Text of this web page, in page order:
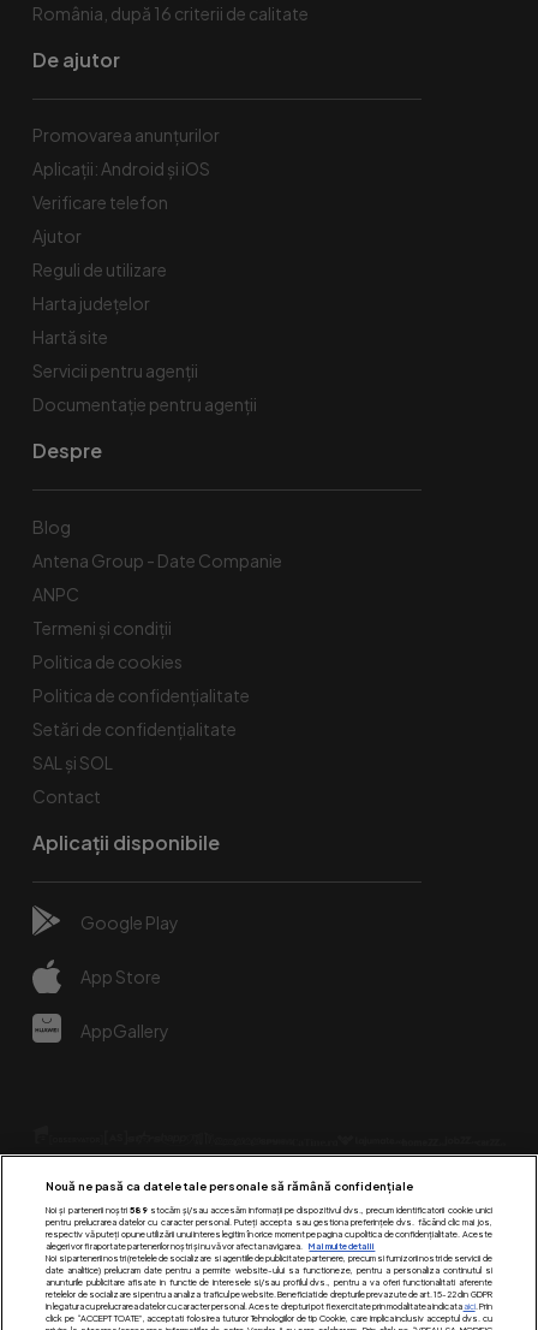
România, după 16 criterii de calitate
De ajutor
Promovarea anunțurilor
Aplicații: Android și iOS
Verificare telefon
Ajutor
Reguli de utilizare
Harta județelor
Hartă site
Servicii pentru agenții
Documentație pentru agenții
Despre
Blog
Antena Group - Date Companie
ANPC
Termeni și condiții
Politica de cookies
Politica de confidențialitate
Setări de confidențialitate
SAL și SOL
Contact
Aplicații disponibile
Google Play
App Store
AppGallery
Urmărește-ne pe:
Nouă ne pasă ca datele tale personale să rămână confidențiale
Noi și partenerii noștri 589stocăm și/sau accesăm informații pe dispozitivul dvs., precum identificatorii cookie unici
pentru prelucrarea datelor cu caracter personal. Puteți accepta sau gestiona preferințele dvs. făcând clic mai jos,
respectiv vă puteți opune utilizării unui interes legitim în orice moment pe pagina cu politica de confidențialitate. Aceste
alegeri vor fi raportate partenerilor noștri și nu vă vor afecta navigarea.
Mai multe detalii
Noi si partenerii nostri (retelele de socializare si agentiile de publicitate partenere, precum si furnizorii nostri de servicii de
date analitice) prelucram date pentru a permite website-ului sa functioneze, pentru a personaliza continutul si
anunturile publicitare afisate in functie de interesele si/sau profilul dvs., pentru a va oferi functionalitati aferente
retelelor de socializare si pentru a analiza traficul pe website. Beneficiati de drepturile prevazute de art. 15-22 din GDPR
in legatura cu prelucrarea datelor cu caracter personal. Aceste drepturi pot fi exercitate prin modalitatea indicataaici. Prin
click pe “ACCEPT TOATE”, acceptati folosirea tuturor Tehnologiilor de tip Cookie, care implica inclusiv acceptul dvs. cu